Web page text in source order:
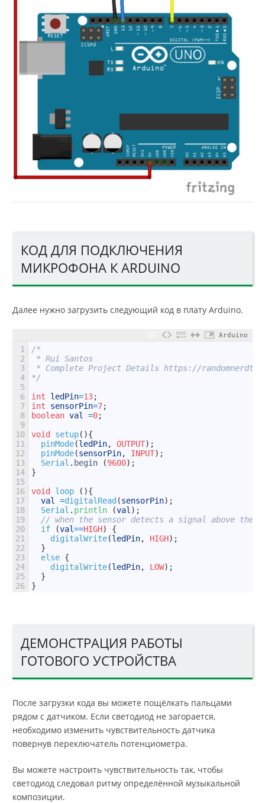
КОД ДЛЯ ПОДКЛЮЧЕНИЯ
МИКРОФОНА К ARDUINO
Далее нужно загрузить следующий код в плату Arduino.
Arduino
1
2
3
4
5
6
7
8
9
10
11
12
13
14
15
16
17
18
19
20
21
22
23
24
25
26
/*
* Rui Santos
* Complete Project Details https://
*/
int
ledPin=13;
int
sensorPin=7;
boolean val =0;
void setup( ){
pinMode(ledPin, OUTPUT) ;
pinMode(sensorPin, INPUT) ;
Serial . begin (9600) ;
}
void loop ( ){
val
=digitalRead(sensorPin) ;
Serial . println (val ) ;
// when the sensor detects a signal above the
if
(val==HIGH)
{
digitalWrite(ledPin, HIGH) ;
}
else {
digitalWrite(ledPin, LOW) ;
}
}
ДЕМОНСТРАЦИЯ РАБОТЫ
ГОТОВОГО УСТРОЙСТВА
После загрузки кода вы можете пощёлкать пальцами
рядом с датчиком. Если светодиод не загорается,
необходимо изменить чувствительность датчика
повернув переключатель потенциометра.
Вы можете настроить чувствительность так, чтобы
светодиод следовал ритму определённой музыкальной
композиции.